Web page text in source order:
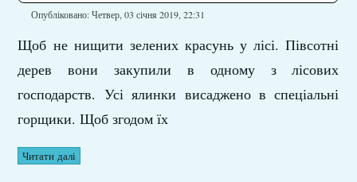
Опубліковано: Четвер, 03 січня 2019, 22:31
Щоб не нищити зелених красунь у лісі. Півсотні
дерев вони закупили в одному з лісових
господарств. Усі ялинки висаджено в спеціальні
горщики. Щоб згодом їх
Читати далі